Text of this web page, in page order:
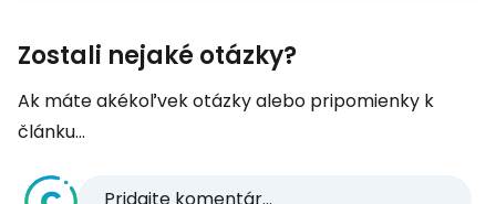
Zostali nejaké otázky?
Ak máte akékoľvek otázky alebo pripomienky k
článku...